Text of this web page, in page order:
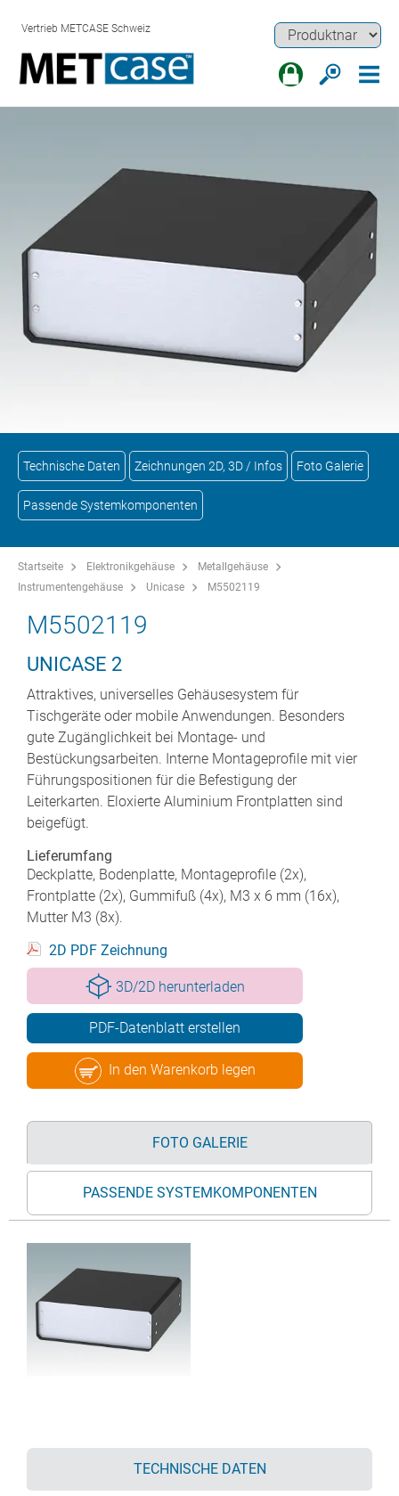
Vertrieb METCASE Schweiz
Technische Daten Zeichnungen 2D, 3D / Infos Foto Galerie
Passende Systemkomponenten
Startseite Elektronikgehäuse
Metallgehäuse
Instrumentengehäuse
Unicase M5502119
M5502119
UNICASE 2
Attraktives, universelles Gehäusesystem für
Tischgeräte oder mobile Anwendungen. Besonders
gute Zugänglichkeit bei Montage- und
Bestückungsarbeiten. Interne Montageprofile mit vier
Führungspositionen für die Befestigung der
Leiterkarten. Eloxierte Aluminium Frontplatten sind
beigefügt.
Lieferumfang
Deckplatte, Bodenplatte, Montageprofile (2x),
Frontplatte (2x), Gummifuß (4x), M3 x 6 mm (16x),
Mutter M3 (8x).
2D PDF Zeichnung
3D/2D herunterladen
PDF-Datenblatt erstellen
In den Warenkorb legen
FOTO GALERIE
PASSENDE SYSTEMKOMPONENTEN
TECHNISCHE DATEN